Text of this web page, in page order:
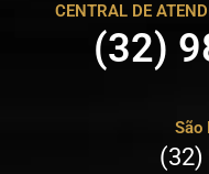
CENTRAL DE
(32)
São
(32)